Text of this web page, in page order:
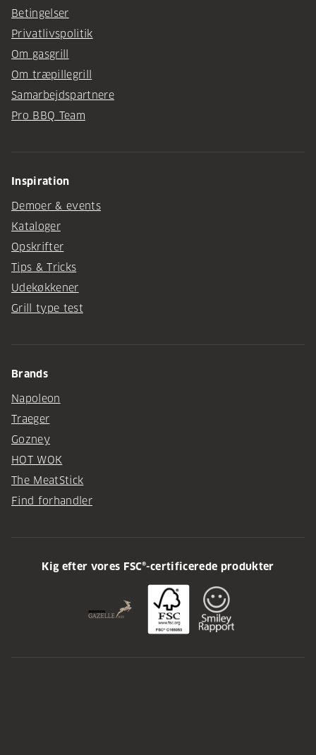
Betingelser
Privatlivspolitik
Om gasgrill
Om træpillegrill
Samarbejdspartnere
Pro BBQ Team
Inspiration
Demoer & events
Kataloger
Opskrifter
Tips & Tricks
Udekøkkener
Grill type test
Brands
Napoleon
Traeger
Gozney
HOT WOK
The MeatStick
Find forhandler
Kig efter vores FSC®-certificerede produkter